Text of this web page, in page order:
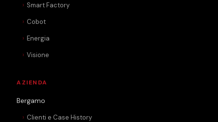
Smart Factory
Cobot
Energia
Visione
AZIENDA
Bergamo
Clienti e Case History